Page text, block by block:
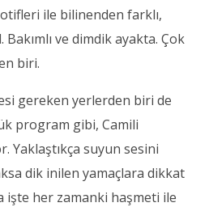
ile bilinenden farklı,
ve dimdik ayakta. Çok
biri.
gereken yerlerden biri de
program gibi, Camili
Yaklaştıkça suyun sesini
dik inilen yamaçlara dikkat
işte her zamanki haşmeti ile